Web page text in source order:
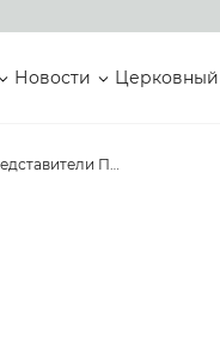
Новости Церковный
Представители Патриаршей гуманитарной миссии посетили пострадавших от удара беспилотника по городскому рынку Токмака